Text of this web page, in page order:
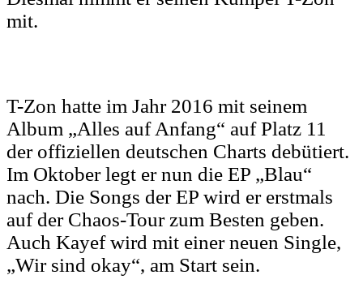
mit.
T-Zon hatte im Jahr 2016 mit seinem
Album „Alles auf Anfang“ auf Platz 11
der offiziellen deutschen Charts debütiert.
Im Oktober legt er nun die EP „Blau“
nach. Die Songs der EP wird er erstmals
auf der Chaos-Tour zum Besten geben.
Auch Kayef wird mit einer neuen Single,
„Wir sind okay“, am Start sein.